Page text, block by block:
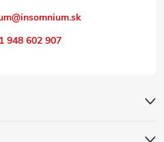
@insomnium.sk
948 602 907